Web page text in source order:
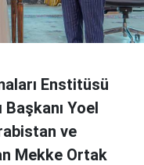
Enstitüsü
Yoel
ve
Mekke Ortak